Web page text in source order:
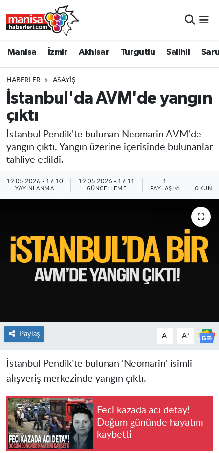
Manisa İzmir Akhisar Turgutlu Salihli
HABERLER ASAYIŞ
İstanbul'da AVM'de yangın
çıktı
İstanbul Pendik'te bulunan Neomarin AVM'de
yangın çıktı. Yangın üzerine içerisinde bulunanlar
tahliye edildi.
19.05.2026 - 17:10
YAYINLANMA
19.05.2026 - 17:11
GÜNCELLEME
1
PAYLAŞIM
Paylaş A- A+
İstanbul Pendik’te bulunan 'Neomarin' isimli
alışveriş merkezinde yangın çıktı.
Feci kazada acı detay!
Doğum gününde hayatını
kaybetti
Turgutlu
Salihli
Saruhanlı
Soma
Manisa Nöbetçi Eczaneler
Manisa Trafik Yoğunluk Haritası
Süper Lig Puan Durumu ve Fikstür
Tüm Manşetler
Son Dakika Haberleri